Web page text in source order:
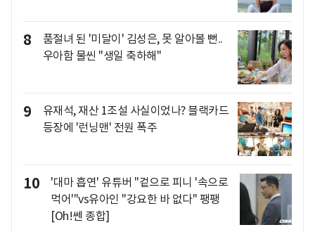
8
품절녀 된 '미달이' 김성은, 못 알아볼 뻔..
우아함 물씬 "생일 축하해"
9
유재석, 재산 1조설 사실이었나? 블랙카드
등장에 '런닝맨' 전원 폭주
10
'대마 흡연' 유튜버 "겉으로 피니 '속으로
먹어'"vs유아인 "강요한 바 없다" 팽팽
[Oh!쎈 종합]